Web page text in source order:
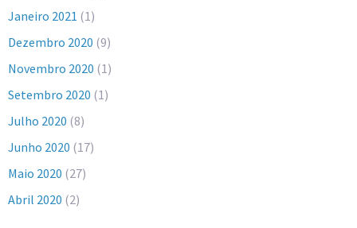
Janeiro 2021 (1)
Dezembro 2020 (9)
Novembro 2020 (1)
Setembro 2020 (1)
Julho 2020 (8)
Junho 2020 (17)
Maio 2020 (27)
Abril 2020 (2)